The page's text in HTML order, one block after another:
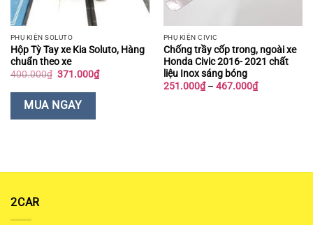
PHỤ KIỆN SOLUTO
Hộp Tỳ Tay xe Kia Soluto, Hàng
chuẩn theo xe
400.000₫ Giá
là:
400.000₫.
371.000₫Giá
hiện
MUA NGAY
PHỤ KIỆN CIVIC
Chống trầy cốp trong, ngoài xe
Honda Civic 2016- 2021 chất
liệu Inox sáng bóng
251.000₫ – 467.000₫Khoảng
giá:
2CAR